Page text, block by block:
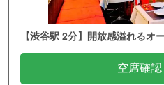
【渋谷駅 2分】開放感溢れるオ
空席確